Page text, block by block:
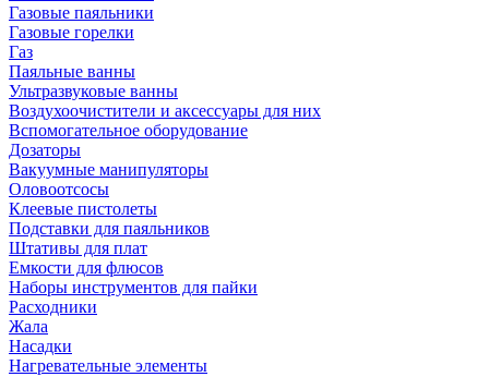
Газовые паяльники
Газовые горелки
Газ
Паяльные ванны
Ультразвуковые ванны
Воздухоочистители и аксессуары для них
Вспомогательное оборудование
Дозаторы
Вакуумные манипуляторы
Оловоотсосы
Клеевые пистолеты
Подставки для паяльников
Штативы для плат
Емкости для флюсов
Наборы инструментов для пайки
Расходники
Жала
Насадки
Нагревательные элементы